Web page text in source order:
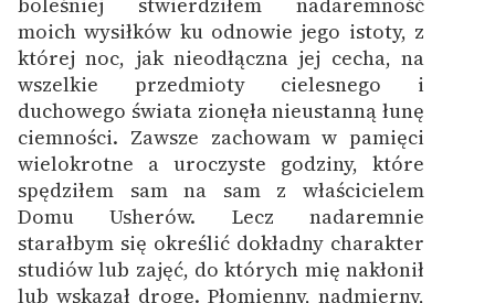
moich wysiłków ku odnowie jego istoty, z
której noc, jak nieodłączna jej cecha, na
wszelkie przedmioty cielesnego i
duchowego świata zionęła nieustanną łunę
ciemności. Zawsze zachowam w pamięci
wielokrotne a uroczyste godziny, które
spędziłem sam na sam z właścicielem
Domu Usherów. Lecz nadaremnie
starałbym się określić dokładny charakter
studiów lub zajęć, do których mię nakłonił
lub wskazał drogę. Płomienny, nadmierny,